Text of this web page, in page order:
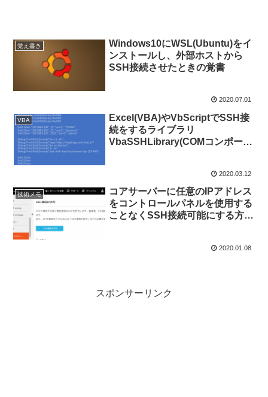
覚え書き
Windows10にWSL(Ubuntu)をイ
ンストールし、外部ホストから
SSH接続させたときの覚書
2020.07.01
VBA
Excel(VBA)やVbScriptでSSH接
続をするライブラリ
VbaSSHLibrary(COMコンポーネ
2020.03.12
技術メモ
コアサーバーに任意のIPアドレス
をコントロールパネルを使用する
ことなくSSH接続可能にする方法
2020.01.08
スポンサーリンク